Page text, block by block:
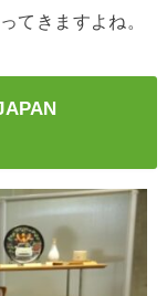
てきますよね。